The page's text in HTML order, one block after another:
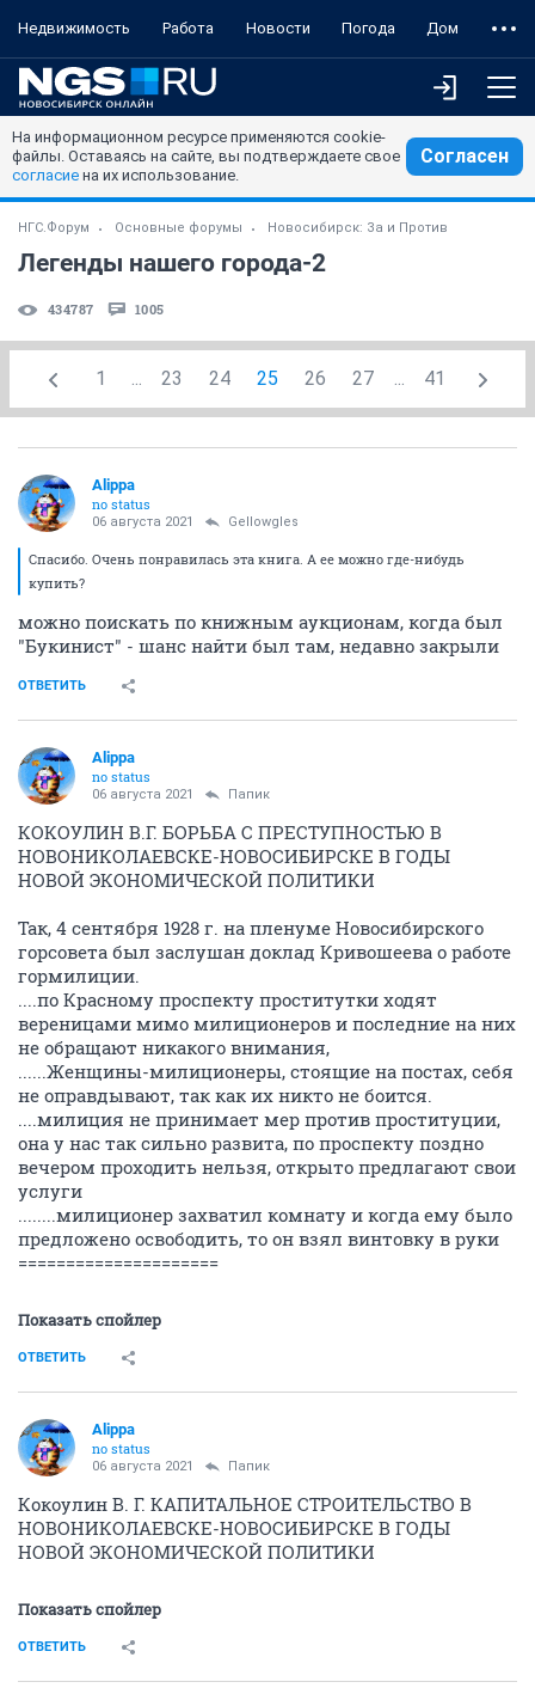
Недвижимость Работа Новости Погода Дом
На информационном ресурсе применяются cookie-
файлы. Оставаясь на сайте, вы подтверждаете свое
согласие на их использование.
Согласен
НГС.Форум Основные форумы Новосибирск: За и Против
Легенды нашего города-2
434787 1005
1 ... 23 24 25 26 27 ... 41
Alippa
no status
06 августа 2021 Gellowgles
Спасибо. Очень понравилась эта книга. А ее можно где-нибудь
купить?
можно поискать по книжным аукционам, когда был
"Букинист" - шанс найти был там, недавно закрыли
ОТВЕТИТЬ
Alippa
no status
06 августа 2021 Папик
КОКОУЛИН В.Г. БОРЬБА С ПРЕСТУПНОСТЬЮ В
НОВОНИКОЛАЕВСКЕ-НОВОСИБИРСКЕ В ГОДЫ
НОВОЙ ЭКОНОМИЧЕСКОЙ ПОЛИТИКИ
Так, 4 сентября 1928 г. на пленуме Новосибирского
горсовета был заслушан доклад Кривошеева о работе
гормилиции.
....по Красному проспекту проститутки ходят
вереницами мимо милиционеров и последние на них
не обращают никакого внимания,
......Женщины-милиционеры, стоящие на постах, себя
не оправдывают, так как их никто не боится.
....милиция не принимает мер против проституции,
она у нас так сильно развита, по проспекту поздно
вечером проходить нельзя, открыто предлагают свои
услуги
........милиционер захватил комнату и когда ему было
предложено освободить, то он взял винтовку в руки
=====================
Показать спойлер
ОТВЕТИТЬ
Alippa
no status
06 августа 2021 Папик
Кокоулин В. Г. КАПИТАЛЬНОЕ СТРОИТЕЛЬСТВО В
НОВОНИКОЛАЕВСКЕ-НОВОСИБИРСКЕ В ГОДЫ
НОВОЙ ЭКОНОМИЧЕСКОЙ ПОЛИТИКИ
Показать спойлер
ОТВЕТИТЬ